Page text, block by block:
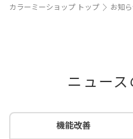
カラーミーショップ トップ お知
ニュー
機能改善